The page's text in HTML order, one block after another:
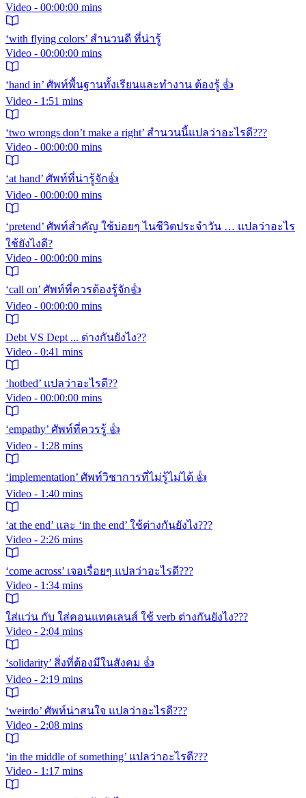
Video - 00:00:00 mins
‘with flying colors’ สำนวนดี ที่น่ารู้
Video - 00:00:00 mins
‘hand in’ ศัพท์พื้นฐานทั้งเรียนและทำงาน ต้องรู้ 👍
Video - 1:51 mins
‘two wrongs don’t make a right’ สำนวนนี้แปลว่าอะไรดี???
Video - 00:00:00 mins
‘at hand’ ศัพท์ที่น่ารู้จัก👍
Video - 00:00:00 mins
‘pretend’ ศัพท์สำคัญ ใช้บ่อยๆ ไนชีวิตประจำวัน … แปลว่าอะไร
ใช้ยังไงดี?
Video - 00:00:00 mins
‘call on’ ศัพท์ที่ควรต้องรู้จัก👍
Video - 00:00:00 mins
Debt VS Dept ... ต่างกันยังไง??
Video - 0:41 mins
‘hotbed’ แปลว่าอะไรดี??
Video - 00:00:00 mins
‘empathy’ ศัพท์ที่ควรรู้ 👍
Video - 1:28 mins
‘implementation’ ศัพท์วิชาการที่ไม่รู้ไม่ได้ 👍
Video - 1:40 mins
‘at the end’ และ ‘in the end’ ใช้ต่างกันยังไง???
Video - 2:26 mins
‘come across’ เจอเรื่อยๆ แปลว่าอะไรดี???
Video - 1:34 mins
ใส่แว่น กับ ใส่คอนแทคเลนส์ ใช้ verb ต่างกันยังไง???
Video - 2:04 mins
‘solidarity’ สิ่งที่ต้องมีในสังคม 👍
Video - 2:19 mins
‘weirdo’ ศัพท์น่าสนใจ แปลว่าอะไรดี???
Video - 2:08 mins
‘in the middle of something’ แปลว่าอะไรดี???
Video - 1:17 mins